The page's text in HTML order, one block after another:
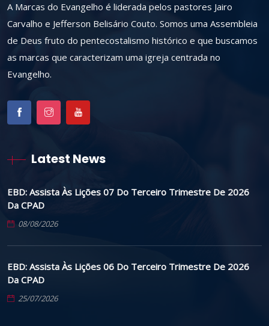
A Marcas do Evangelho é liderada pelos pastores Jairo
Carvalho e Jefferson Belisário Couto. Somos uma Assembleia
de Deus fruto do pentecostalismo histórico e que buscamos
as marcas que caracterizam uma igreja centrada no
Evangelho.
Latest News
EBD: Assista Às Lições 07 Do Terceiro Trimestre De 2026
Da CPAD
08/08/2026
EBD: Assista Às Lições 06 Do Terceiro Trimestre De 2026
Da CPAD
25/07/2026